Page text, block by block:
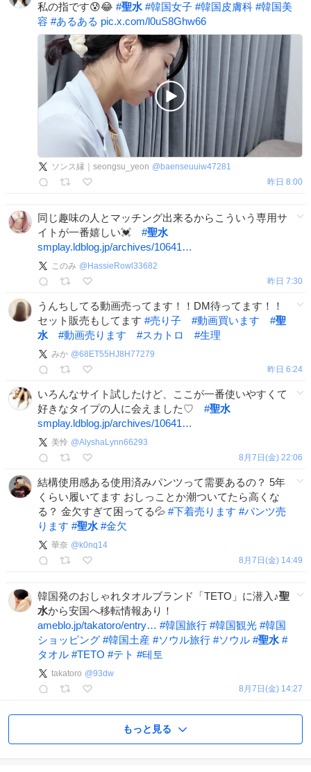
私の指です😰😂 #聖水 #韓国女子 #韓国皮膚科 #韓国美
容 #あるある pic.x.com/l0uS8Ghw66
ソンス縁｜seongsu_yeon @baenseuuiw47281
昨日 8:00
同じ趣味の人とマッチング出来るからこういう専用サ
イトが一番嬉しい💓 #聖水
smplay.ldblog.jp/archives/10641…
このみ @ HassieRowl33682
昨日 7:30
うんちしてる動画売ってます！！DM待ってます！！
セット販売もしてます #売り子 #動画買います #聖
水
#動画売ります #スカトロ #生理
みか @68ET55HJ8H77279
昨日 6:24
いろんなサイト試したけど、ここが一番使いやすくて
好きなタイプの人に会えました♡ #聖水
smplay.ldblog.jp/archives/10641…
美怜 @AlyshaLynn66293
8月7日(金) 22:06
結構使用感ある使用済みパンツって需要あるの？ 5年
くらい履いてます おしっことか潮ついてたら高くな
る？ 金欠すぎて困ってる💦 #下着売ります #パンツ売
ります #聖水 #金欠
華奈 @ k0nq14
8月7日(金) 14:49
韓国発のおしゃれタオルブランド「TETO」に潜入♪聖
水から安国へ移転情報あり！
ameblo.jp/takatoro/entry… #韓国旅行 #韓国観光 #韓国
ショッピング #韓国土産 #ソウル旅行 #ソウル #聖水 #
タオル #TETO #テト #테토
takatoro @93dw
8月7日(金) 14:27
もっと見る